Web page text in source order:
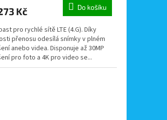
Kč Do košíku
pro rychlé sítě LTE (4.G). Díky
přenosu odesílá snímky v plném
anebo videa. Disponuje až 30MP
pro foto a 4K pro video se...